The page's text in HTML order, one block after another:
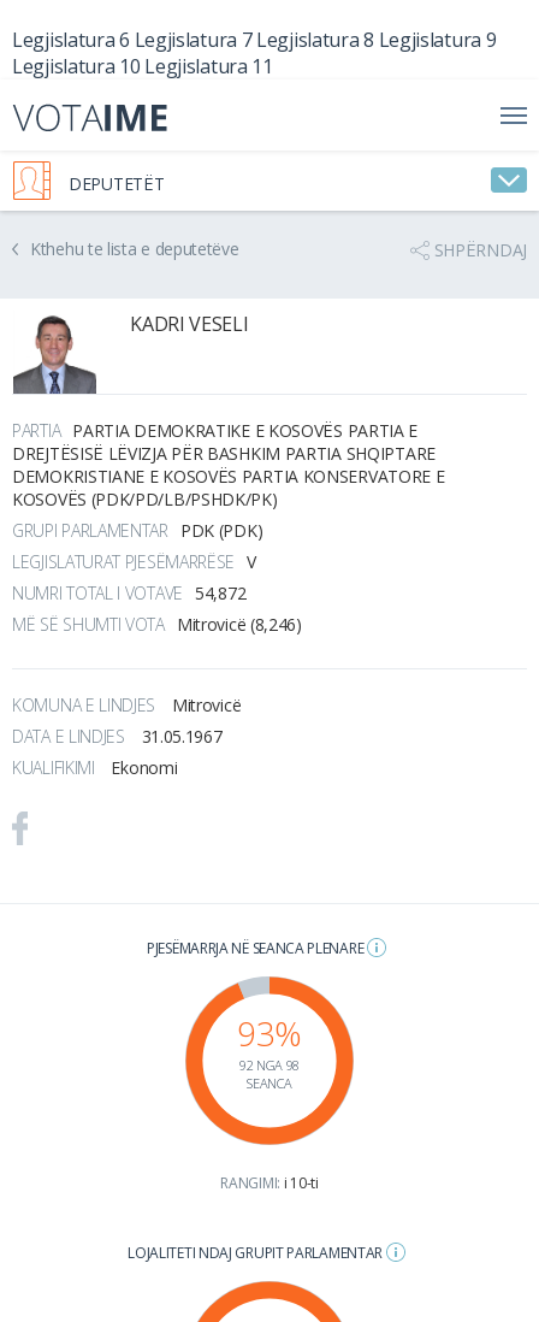
Legjislatura 6 Legjislatura 7 Legjislatura 8 Legjislatura 9
Legjislatura 10 Legjislatura 11
DEPUTETËT
Kthehu te lista e deputetëve SHPËRNDAJ
KADRI VESELI
PARTIA PARTIA DEMOKRATIKE E KOSOVËS PARTIA E
DREJTËSISË LËVIZJA PËR BASHKIM PARTIA SHQIPTARE
DEMOKRISTIANE E KOSOVËS PARTIA KONSERVATORE E
KOSOVËS (PDK/PD/LB/PSHDK/PK)
GRUPI PARLAMENTAR
PDK (PDK)
LEGJISLATURAT PJESËMARRËSE V
NUMRI TOTAL I VOTAVE 54,872
MË SË SHUMTI VOTA Mitrovicë (8,246)
KOMUNA E LINDJES
Mitrovicë
DATA E LINDJES
31.05.1967
KUALIFIKIMI
Ekonomi
PJESËMARRJA NË SEANCA PLENARE
93%
92 NGA 98
SEANCA
RANGIMI: i 10-ti
LOJALITETI NDAJ GRUPIT PARLAMENTAR